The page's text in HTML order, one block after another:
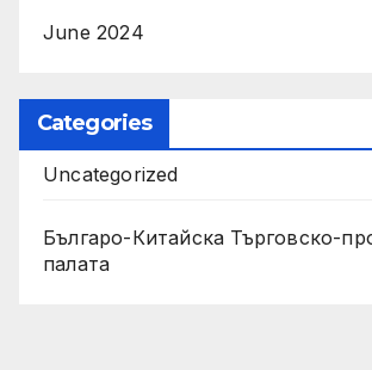
June 2024
Categories
Uncategorized
Българо-Китайска Търговско-
палaта